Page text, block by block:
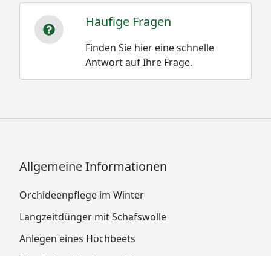
Häufige Fragen
Finden Sie hier eine schnelle
Antwort auf Ihre Frage.
Allgemeine Informationen
Orchideenpflege im Winter
Langzeitdünger mit Schafswolle
Anlegen eines Hochbeets